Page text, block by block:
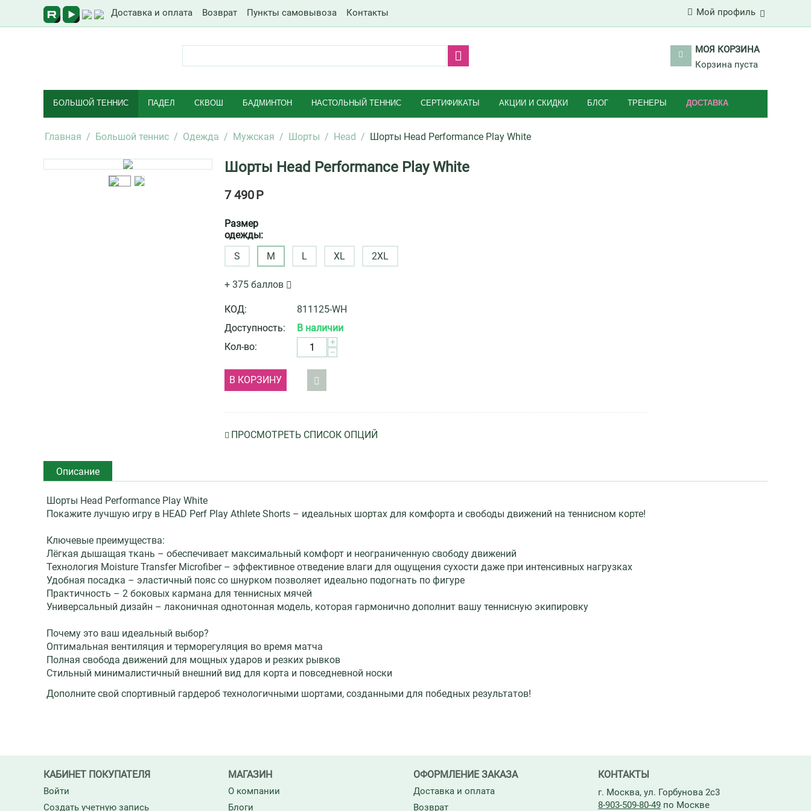
Доставка и оплата Возврат Пункты самовывоза Контакты Мой профиль
МОЯ КОРЗИНА
Корзина пуста
БОЛЬШОЙ ТЕННИС ПАДЕЛ СКВОШ БАДМИНТОН НАСТОЛЬНЫЙ ТЕННИС СЕРТИФИКАТЫ АКЦИИ И СКИДКИ БЛОГ ТРЕНЕРЫ ДОСТАВКА
Главная / Большой теннис / Одежда / Мужская / Шорты / Head / Шорты Head Performance Play White
Шорты Head Performance Play White
7 490Р
Размер
одежды:
S
M L XL 2XL
+ 375 баллов
КОД:
811125-WH
Доступность:
В наличии
Кол-во:
+
−
В КОРЗИНУ
ПРОСМОТРЕТЬ СПИСОК ОПЦИЙ
Описание
Шорты Head Performance Play White
Покажите лучшую игру в HEAD Perf Play Athlete Shorts – идеальных шортах для комфорта и свободы движений на теннисном корте!
Ключевые преимущества:
Лёгкая дышащая ткань – обеспечивает максимальный комфорт и неограниченную свободу движений
Технология Moisture Transfer Microfiber – эффективное отведение влаги для ощущения сухости даже при интенсивных нагрузках
Удобная посадка – эластичный пояс со шнурком позволяет идеально подогнать по фигуре
Практичность – 2 боковых кармана для теннисных мячей
Универсальный дизайн – лаконичная однотонная модель, которая гармонично дополнит вашу теннисную экипировку
Почему это ваш идеальный выбор?
Оптимальная вентиляция и терморегуляция во время матча
Полная свобода движений для мощных ударов и резких рывков
Стильный минималистичный внешний вид для корта и повседневной носки
Дополните свой спортивный гардероб технологичными шортами, созданными для победных результатов!
КАБИНЕТ ПОКУПАТЕЛЯ
Войти
Создать учетную запись
МАГАЗИН
О компании
Блоги
ОФОРМЛЕНИЕ ЗАКАЗА
Доставка и оплата
Возврат
КОНТАКТЫ
г. Москва, ул. Горбунова 2с3
8-903-509-80-49 по Москве